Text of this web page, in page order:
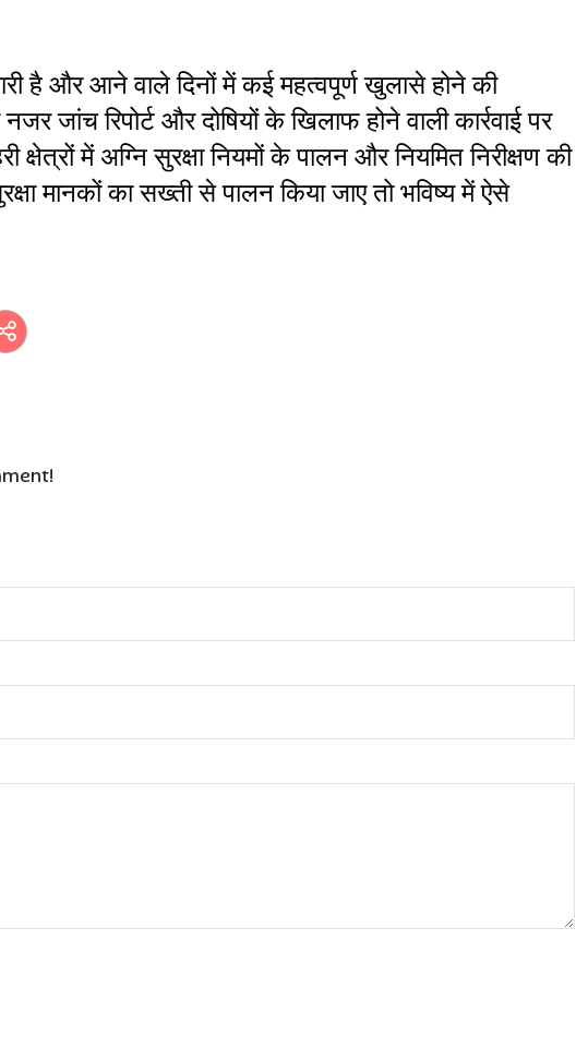
है और आने वाले दिनों में कई महत्वपूर्ण खुलासे होने की
जांच रिपोर्ट और दोषियों के खिलाफ होने वाली कार्रवाई पर
क्षेत्रों में अग्नि सुरक्षा नियमों के पालन और नियमित निरीक्षण की
मानकों का सख्ती से पालन किया जाए तो भविष्य में ऐसे